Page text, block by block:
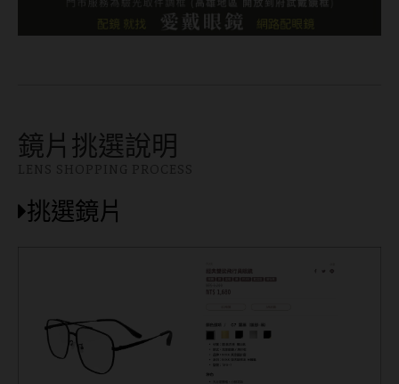
鏡片挑選說明
挑選鏡片